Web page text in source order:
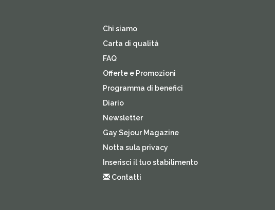
Chi siamo
Carta di qualità
FAQ
Offerte e Promozioni
Programma di benefici
Diario
Newsletter
Gay Sejour Magazine
Notta sula privacy
Inserisci il tuo stabilimento
Contatti